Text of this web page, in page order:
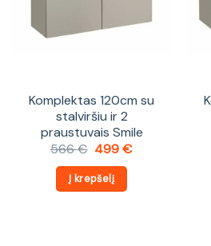
Komplektas 120cm su
stalviršiu ir 2
praustuvais Smile
566€ Original
was:
566 €.
499€Current
Į krepšelį